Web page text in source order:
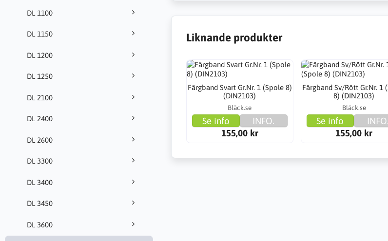
DL 1100
DL 1150
DL 1200
DL 1250
DL 2100
DL 2400
DL 2600
DL 3300
DL 3400
DL 3450
DL 3600
Liknande produkter
Färgband Svart Gr.Nr. 1 (Spole 8)
(DIN2103)
Bläck.se
Se info
INFO.
155,00 kr
Färgband Sv/Rött Gr.Nr. 1
8) (DIN2103)
Bläck.se
Se info
INFO.
155,00 kr